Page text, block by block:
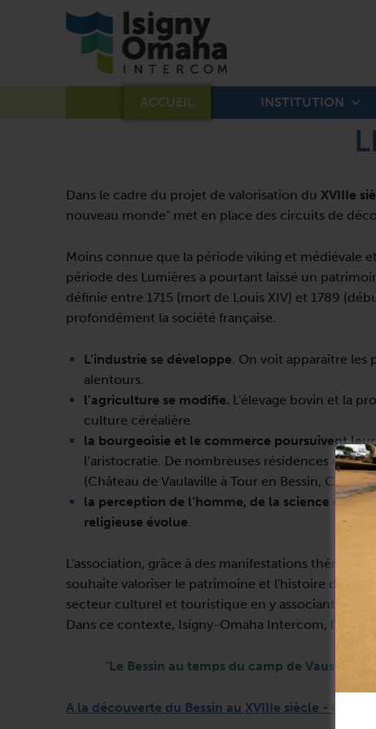
ACCUEIL INSTITUTION
Dans le cadre du projet de valorisation du XVIIIe
nouveau monde" met en place des circuits de
Moins connue que la période viking et médiévale
période des Lumières a pourtant laissé un
définie entre 1715 (mort de Louis XIV) et 1789
profondément la société française.
L’industrie se développe. On voit apparaître les
alentours.
l’agriculture se modifie. L'élevage bovin et la
culture céréalière.
la bourgeoisie et le commerce poursuivent leur
l’aristocratie. De nombreuses résidences de
(Château de Vaulaville à Tour en Bessin,
la perception de l’homme, de la science et de
religieuse évolue.
L'association, grâce à des manifestations
souhaite valoriser le patrimoine et l'histoire de
secteur culturel et touristique en y associant les
Dans ce contexte, Isigny-Omaha Intercom,
"Le Bessin au temps du camp de Vaussieux
A la découverte du Bessin au XVIIIe siècle - Circuit